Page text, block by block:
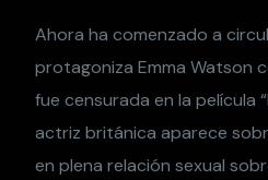
Ahora ha comenzado a
protagoniza Emma Watson
fue censurada en la película
actriz británica aparece
en plena relación sexual